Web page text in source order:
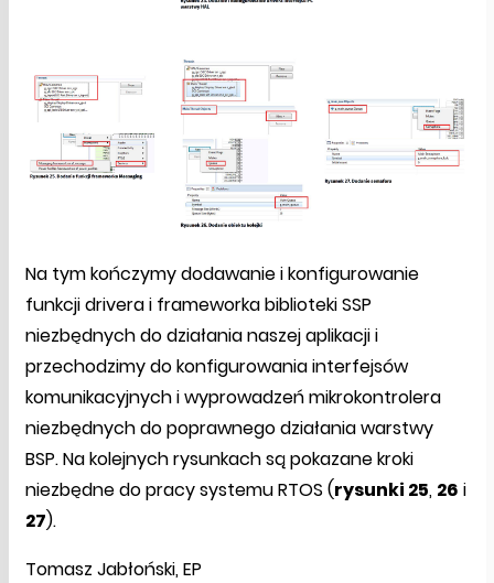
Na tym kończymy dodawanie i konfigurowanie
funkcji drivera i frameworka biblioteki SSP
niezbędnych do działania naszej aplikacji i
przechodzimy do konfigurowania interfejsów
komunikacyjnych i wyprowadzeń mikrokontrolera
niezbędnych do poprawnego działania warstwy
BSP. Na kolejnych rysunkach są pokazane kroki
niezbędne do pracy systemu RTOS (rysunki 25, 26 i
27).
Tomasz Jabłoński, EP